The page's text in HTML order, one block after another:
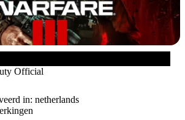
Official
in: netherlands